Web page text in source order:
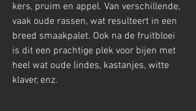
kers, pruim en appel. Van verschillende,
vaak oude rassen, wat resulteert in een
breed smaakpalet. Ook na de fruitbloei
is dit een prachtige plek voor bijen met
heel wat oude lindes, kastanjes, witte
klaver, enz.